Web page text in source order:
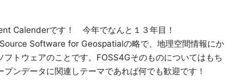
Calenderです！ 今年でなんと１３年目！
Software for Geospatialの略で、地理空間情報にか
トウェアのことです。FOSS4Gそのものについてはもち
ンデータに関連しテーマであれば何でも歓迎です！